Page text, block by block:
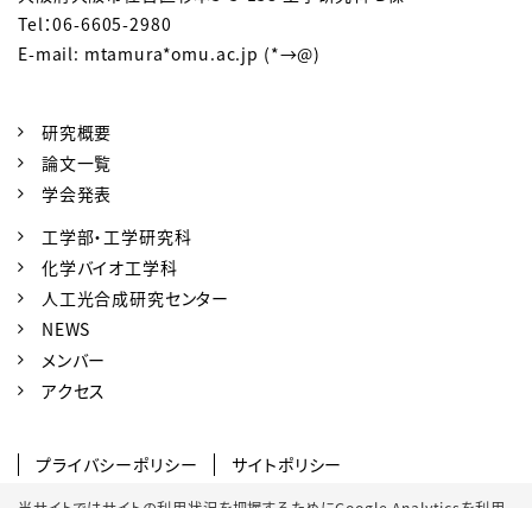
Tel：06-6605-2980
E-mail: mtamura*omu.ac.jp (*→@)
研究概要
論文一覧
学会発表
工学部・工学研究科
化学バイオ工学科
人工光合成研究センター
NEWS
メンバー
アクセス
プライバシーポリシー
サイトポリシー
SNSポリシー
クッキーポリシー